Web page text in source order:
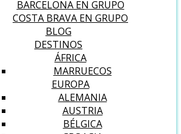
BARCELONA EN GRUPO
COSTA BRAVA EN GRUPO
BLOG
DESTINOS
ÁFRICA
MARRUECOS
EUROPA
ALEMANIA
AUSTRIA
BÉLGICA